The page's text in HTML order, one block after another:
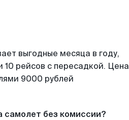
выгодные месяца в году,
рейсов с пересадкой. Цена
9000 рублей
самолет без комиссии?